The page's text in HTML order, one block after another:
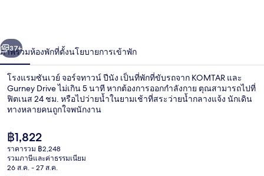
จอร์จ
ทาวน์
ปีนัง
า
ถัดไป
37+
ภาพรวมห้องพักที่ตั้งนโยบายการเข้าพัก
โรงแรมซันเวย์ จอร์จทาวน์ ปีนัง เป็นที่พักที่ขับรถจาก KOMTAR และ
Gurney Drive ไม่เกิน 5 นาที หากต้องการออกกำลังกาย ตุณสามารถไปที่
ฟิตเนส 24 ชม. หรือไปว่ายน้ำในยามเช้าที่สระว่ายน้ำกลางแจ้ง นักเดิน
ทางหลายคนถูกใจพนักงาน
ราคา
ปัจจุบัน
฿1,822
฿1,822
ราคารวม ฿2,248
รวมภาษีและค่าธรรมเนียม
26 ส.ค. - 27 ส.ค.